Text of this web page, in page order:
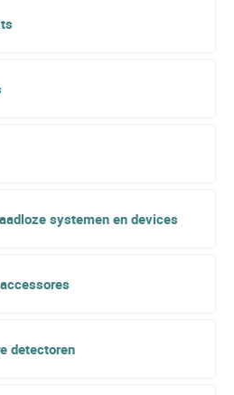
systemen en devices
detectoren